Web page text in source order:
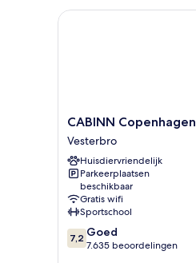
Beds
CABINN
Copenhagen
Vesterbro
CABINN Copenhagen
Vesterbro
Huisdiervriendelijk
Parkeerplaatsen
beschikbaar
Gratis wifi
Sportschool
7.2
van
7,2 Goed
7.635 beoordelingen
CABINN Copenhagen